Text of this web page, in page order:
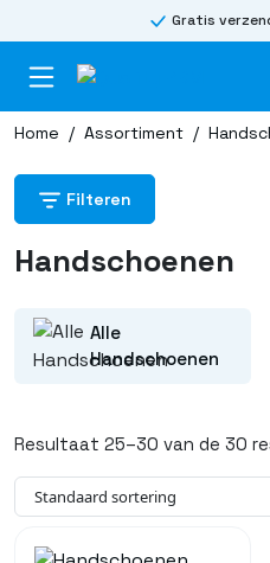
Gratis
Home / Assortiment /
Filteren
Handschoenen
Alle
Handschoenen
Resultaat 25–30 van de 30